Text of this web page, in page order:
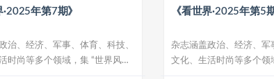
·2025年第7期》
治、经济、军事、体育、科技、
时尚等多个领域，集 “世界风
《看世界·2025年第5期
杂志涵盖政治、经济、军
文化、生活时尚等多个领